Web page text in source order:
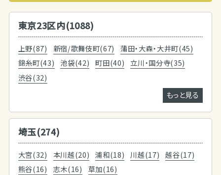
東京23区内(1088)
上野(87) 新宿/歌舞伎町(67)
蒲田・大森・大井町(45)
錦糸町(43)
池袋(42) 町田(40)
立川・国分寺(35)
渋谷(32)
もっと見る
埼玉(274)
大宮(32) 本川越(20) 浦和(18) 川越(17)
越谷(17)
熊谷(16)
志木(16)
草加(16)